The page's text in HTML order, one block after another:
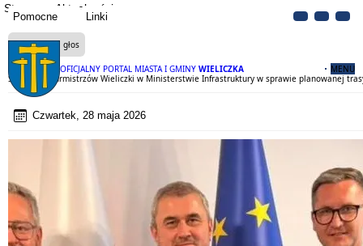
Pomocne Linki
OFICJALNY PORTAL MIASTA I GMINY WIELICZKA MENU
Strona Aktualności
Czytaj na głos
Spotkanie Burmistrzów Wieliczki w Ministerstwie Infrastruktury w sprawie planowanej
Czwartek, 28 maja 2026